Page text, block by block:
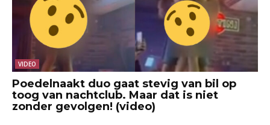
VIDEO
Poedelnaakt duo gaat stevig van bil op
toog van nachtclub. Maar dat is niet
zonder gevolgen! (video)